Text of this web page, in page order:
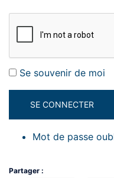
Se souvenir de moi
SE CONNECTER
Mot de passe
Partager :